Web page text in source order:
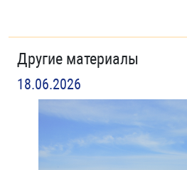
Другие материалы
18.06.2026